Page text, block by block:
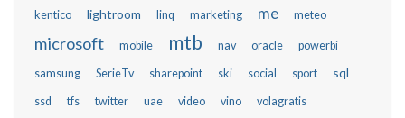
kentico lightroom linq marketing me meteo
microsoft mobile mtb nav oracle powerbi
samsung SerieTv sharepoint ski social sport sql
ssd tfs twitter uae video vino volagratis